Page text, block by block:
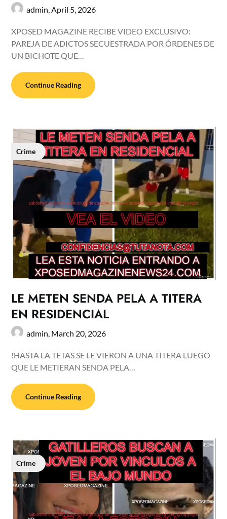
admin,April 5, 2026
XPOSED MAGAZINE RECIBE VIDEO EXCLUSIVO:
PAREJA DE ADICTOS SECUESTRADA POR ÓRDENES DE
UN BICHOTE QUE…
Continue Reading
Crime
LE METEN SENDA PELA A TITERA
EN RESIDENCIAL
admin, March 20, 2026
!HASTA LA TETAS SE LE VIERON A UNA TITERA LUEGO
QUE LE METIERAN SENDA PELA…
Continue Reading
Crime